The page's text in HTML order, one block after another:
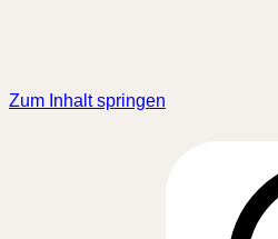
Zum Inhalt springen